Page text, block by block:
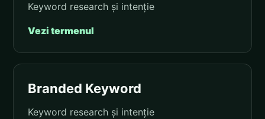
Keyword research și intenție
Vezi termenul
Branded Keyword
Keyword research și intenție